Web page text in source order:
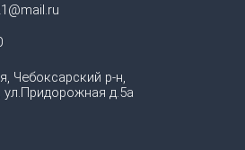
Чебоксарский р-н,
д.5а